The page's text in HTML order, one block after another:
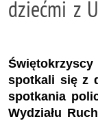
dziećmi z
spotkali się z
spotkania
Wydziału